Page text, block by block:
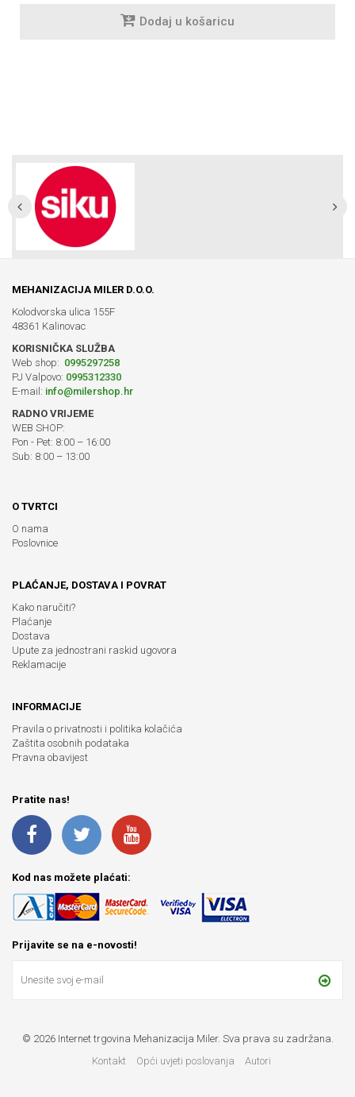
Dodaj u košaricu
MEHANIZACIJA MILER D.O.O.
Kolodvorska ulica 155F
48361 Kalinovac
KORISNIČKA SLUŽBA
Web shop: 0995297258
PJ Valpovo: 0995312330
E-mail: info@milershop.hr
RADNO VRIJEME
WEB SHOP:
Pon - Pet: 8:00 – 16:00
Sub: 8:00 – 13:00
O TVRTCI
O nama
Poslovnice
PLAĆANJE, DOSTAVA I POVRAT
Kako naručiti?
Plaćanje
Dostava
Upute za jednostrani raskid ugovora
Reklamacije
INFORMACIJE
Pravila o privatnosti i politika kolačića
Zaštita osobnih podataka
Pravna obavijest
Pratite nas!
Kod nas možete plaćati:
Prijavite se na e-novosti!
© 2026 Internet trgovina Mehanizacija Miler. Sva prava su zadržana.
Kontakt
Opći uvjeti poslovanja Autori